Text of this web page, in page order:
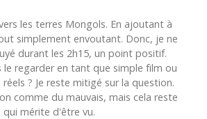
les terres Mongols. En ajoutant à
simplement envoutant. Donc, je ne
durant les 2h15, un point positif.
le regarder en tant que simple film ou
? Je reste mitigé sur la question.
comme du mauvais, mais cela reste
mérite d'être vu.